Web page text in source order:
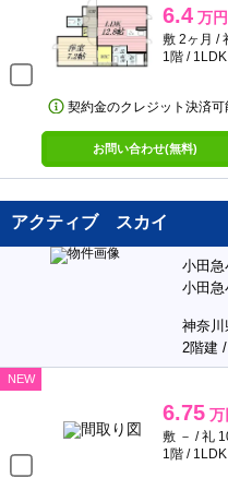
6.4 万円
敷 2ヶ月 /
1階 /
契約金のクレジット決済可
お問い合わせ(無料)
アクティブ スカイ
小田急
小田急
神奈川
2階建
NEW
6.75 万
敷 － / 礼
1階 /